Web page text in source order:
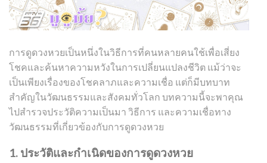
การดูดวงหวยเป็นหนึ่งในวิธีการที่คนหลายคนใช้เพื่อเสี่ยง
โชคและค้นหาความหวังในการเปลี่ยนแปลงชีวิต แม้ว่าจะ
เป็นเพียงเรื่องของโชคลาภและความเชื่อ แต่ก็มีบทบาท
สำคัญในวัฒนธรรมและสังคมทั่วโลก บทความนี้จะพาคุณ
ไปสำรวจประวัติความเป็นมา วิธีการ และความเชื่อทาง
วัฒนธรรมที่เกี่ยวข้องกับการดูดวงหวย
1. ประวัติและกำเนิดของการดูดวงหวย